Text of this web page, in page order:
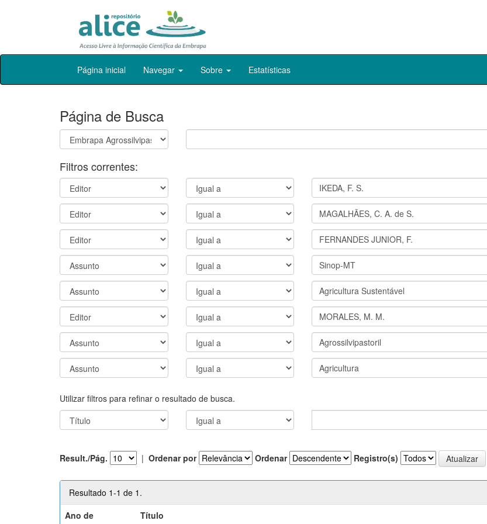
Skip
Página inicial Navegar Sobre Estatísticas
Página de Busca
Filtros correntes:
Utilizar filtros para refinar o resultado de busca.
Result./Pág. | Ordenar por Ordenar Registro(s)
Resultado 1-1 de 1.
Ano de
Título